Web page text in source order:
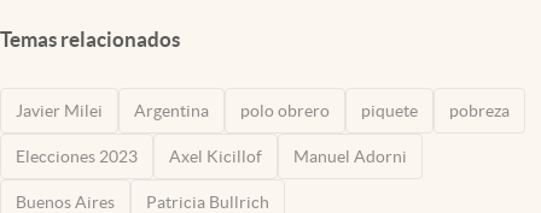
Temas relacionados
Javier Milei Argentina polo obrero piquete pobreza
Elecciones 2023 Axel Kicillof Manuel Adorni
Buenos Aires Patricia Bullrich